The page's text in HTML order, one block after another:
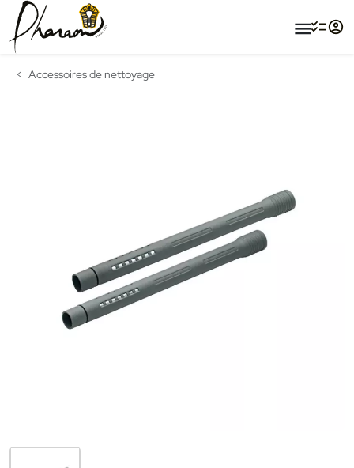
menu
Accessoires de nettoyage